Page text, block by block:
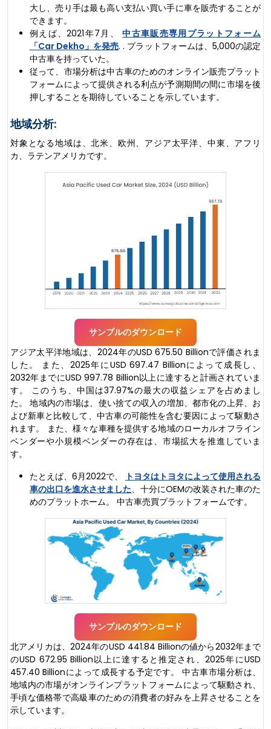
大し、売り手は最も高い支払い買い手に車を販売することが
できます。
例えば、2021年7月、中古車販売専用プラットフォーム
「Car Dekho」を発売. . プラットフォームは、5,000の認定
中古車を持っていた。
従って、市場分析は中古車のためのオンライン販売プラット
フォームによって提供される利点が予測期間の間に市場を後
押しすることを期待していることを示しています。
地域分析:
対象となる地域は、北米、欧州、アジア太平洋、中東、アフリ
カ、ラテンアメリカです。
サンプルのダウンロード
アジア太平洋地域は、2024年のUSD 675.50 Billionで評価されま
した。 また、2025年にUSD 697.47 Billionによって成長し、
2032年までにUSD 997.78 Billion以上に達すると計画されていま
す。 このうち、中国は37.97%の最大の収益シェアを占めまし
た。 地域内の市場は、使い捨ての収入の増加、都市化の上昇、お
よび新車と比較して、中古車の可能性を含む要因によって駆動さ
れます。 また、様々な車種を提供する地域のローカルオフライン
ベンダーや小規模ベンダーの存在は、市場拡大を推進していま
す。
たとえば、6月2022で、
トヨタはトヨタによって使用される
車の出口を進水させました、十分にOEMの改装された車のた
めのプラットホーム。 中古車売買プラットフォームです。
サンプルのダウンロード
北アメリカは、2024年のUSD 441.84 Billionの値から2032年まで
のUSD 672.95 Billion以上に達すると推定され、2025年にUSD
457.40 Billionによって成長する予定です。 中古車市場分析は、
地域内の市場がオンラインプラットフォームによって駆動され、
手頃な価格帯で高級車のための消費者の好みを上昇させることを
示しています。